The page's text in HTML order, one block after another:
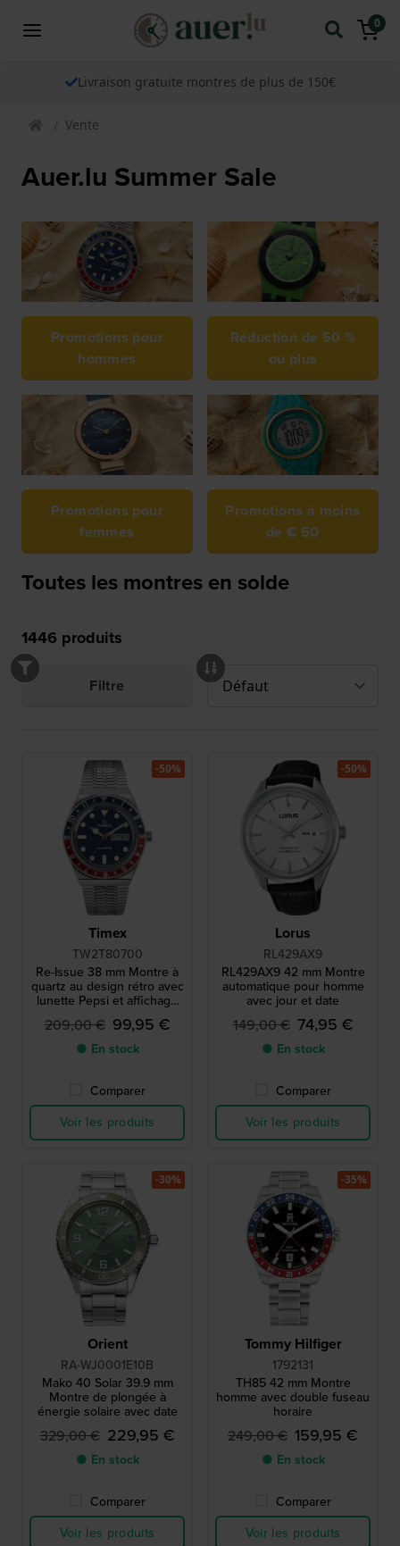
0
Livraison gratuite montres de plus de 150€
Vente
Auer.lu Summer Sale
Promotions pour
hommes
Réduction de 50 %
ou plus
Promotions pour
femmes
Promotions à moins
de € 50
Toutes les montres en solde
1446 produits
Filtre
Timex
TW2T80700
Re-Issue 38 mm Montre à
quartz au design rétro avec
lunette Pepsi et affichage
jour-date
209,00 € 99,95 €
● En stock
Comparer
Voir les produits
-50%
Lorus
RL429AX9
RL429AX9 42 mm Montre
automatique pour homme
avec jour et date
149,00 € 74,95 €
● En stock
Comparer
Voir les produits
-50%
Orient
RA-WJ0001E10B
Mako 40 Solar 39.9 mm
Montre de plongée à
énergie solaire avec date
329,00 € 229,95 €
● En stock
Comparer
Voir les produits
-30%
Tommy Hilfiger
1792131
TH85 42 mm Montre
homme avec double fuseau
horaire
249,00 € 159,95 €
● En stock
Comparer
Voir les produits
-35%